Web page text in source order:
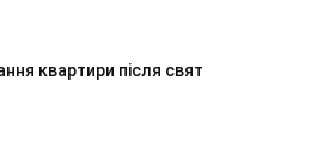
квартири після свят